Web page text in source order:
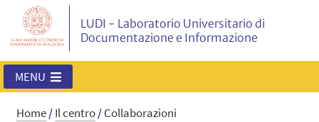
LUDI - Laboratorio Universitario di
Documentazione e Informazione
MENU
Home/Il centro/Collaborazioni